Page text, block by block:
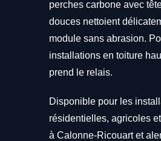
perches carbone avec
douces nettoient
module sans abrasion.
installations en toiture
prend le relais.
Disponible pour les
résidentielles, agricoles
à Calonne-Ricouart et